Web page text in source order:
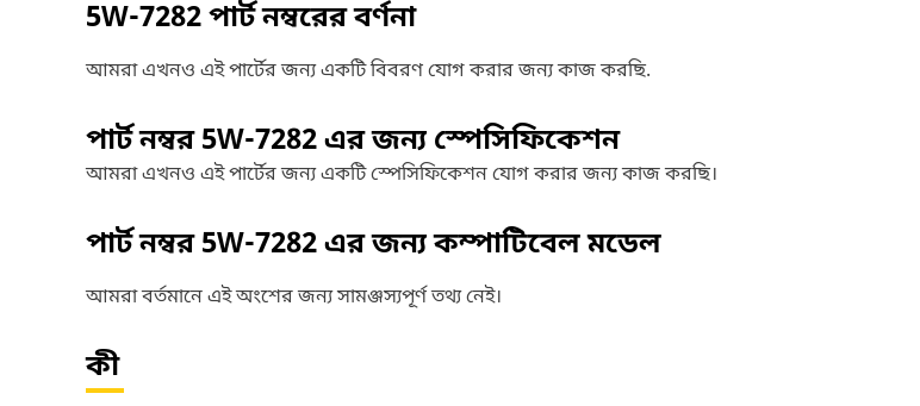
5W-7282পার্ট নম্বরের বর্ণনা
আমরা এখনও এই পার্টের জন্য একটি বিবরণ যোগ করার জন্য কাজ করছি.
পার্ট নম্বর5W-7282এর জন্য স্পেসিফিকেশন
আমরা এখনও এই পার্টের জন্য একটি স্পেসিফিকেশন যোগ করার জন্য কাজ করছি।
পার্ট নম্বর5W-7282এর জন্য কম্পাটিবেল মডেল
আমরা বর্তমানে এই অংশের জন্য সামঞ্জস্যপূর্ণ তথ্য নেই।
কী